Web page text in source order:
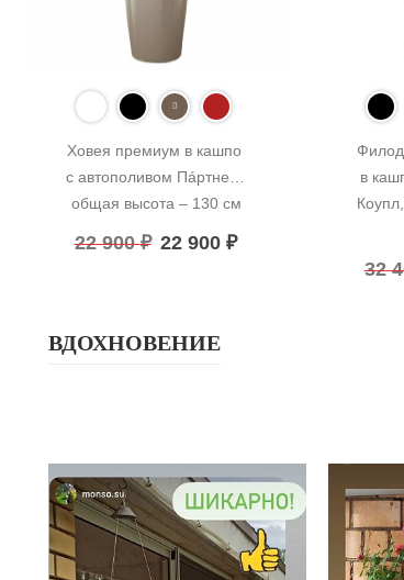
Ховея премиум в кашпо
с автополивом Пáртнер,
общая высота – 130 см
22 900₽ 22 900₽
в
32
ВДОХНОВЕНИЕ